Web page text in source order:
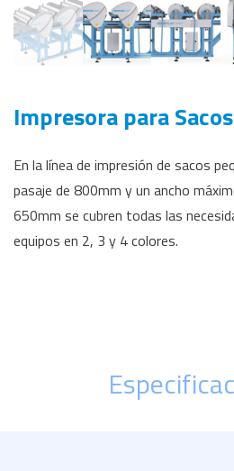
Impresora para
En la línea de impresión de sacos
pasaje de 800mm y un ancho
650mm se cubren todas las
equipos en 2, 3 y 4 colores.